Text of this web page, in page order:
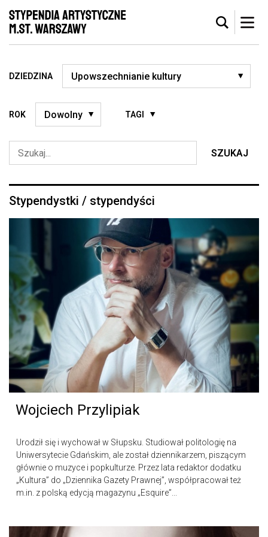
DZIEDZINA
ROK TAGI
SZUKAJ
Stypendystki / stypendyści
Wojciech Przylipiak
Urodził się i wychował w Słupsku. Studiował politologię na
Uniwersytecie Gdańskim, ale został dziennikarzem, piszącym
głównie o muzyce i popkulturze. Przez lata redaktor dodatku
„Kultura” do „Dziennika Gazety Prawnej”, współpracował też
m.in. z polską edycją magazynu „Esquire”...